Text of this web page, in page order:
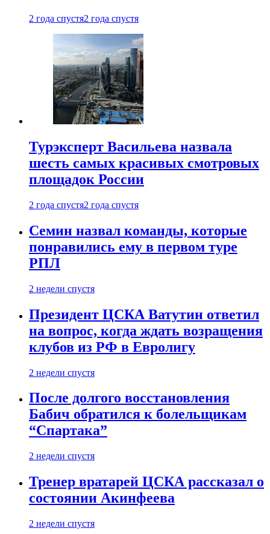
2 года спустя2 года спустя
Турэксперт Васильева назвала
шесть самых красивых смотровых
площадок России
2 года спустя2 года спустя
Семин назвал команды, которые
понравились ему в первом туре
РПЛ
2 недели спустя
Президент ЦСКА Ватутин ответил
на вопрос, когда ждать возращения
клубов из РФ в Евролигу
2 недели спустя
После долгого восстановления
Бабич обратился к болельщикам
“Спартака”
2 недели спустя
Тренер вратарей ЦСКА рассказал о
состоянии Акинфеева
2 недели спустя